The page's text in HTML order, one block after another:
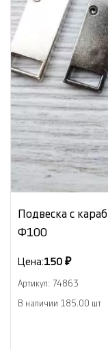
Подвеска с
Ф100
Цена:150 ₽
Артикул: 74863
В наличии 185.00 шт